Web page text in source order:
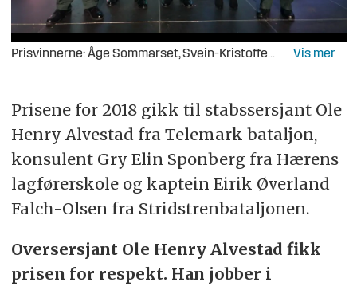
Prisvinnerne: Åge Sommarset, Svein-Kristoffer Grøvdal Solberg, Ole Henry Alvestad, Gry Elin Sponberg og Eirik Øverland Falch-Olsen. Gisle Totland har tidligere fått prisen.
Prisene for 2018 gikk til stabssersjant Ole
Henry Alvestad fra Telemark bataljon,
konsulent Gry Elin Sponberg fra Hærens
lagførerskole og kaptein Eirik Øverland
Falch-Olsen fra Stridstrenbataljonen.
Oversersjant Ole Henry Alvestad fikk
prisen for respekt. Han jobber i